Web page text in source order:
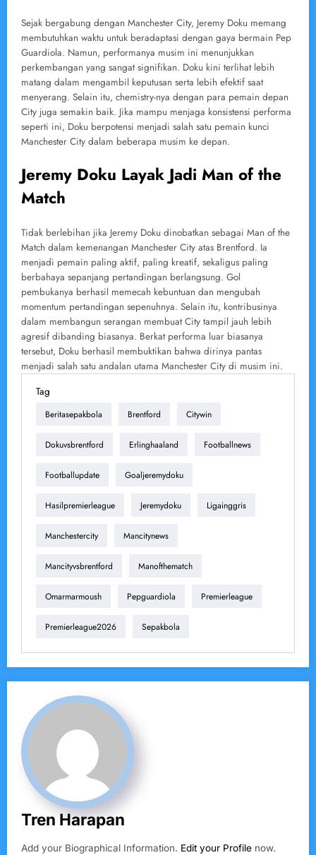
Sejak bergabung dengan Manchester City, Jeremy Doku memang
membutuhkan waktu untuk beradaptasi dengan gaya bermain Pep
Guardiola. Namun, performanya musim ini menunjukkan
perkembangan yang sangat signifikan. Doku kini terlihat lebih
matang dalam mengambil keputusan serta lebih efektif saat
menyerang. Selain itu, chemistry-nya dengan para pemain depan
City juga semakin baik. Jika mampu menjaga konsistensi performa
seperti ini, Doku berpotensi menjadi salah satu pemain kunci
Manchester City dalam beberapa musim ke depan.
Jeremy Doku Layak Jadi Man of the
Match
Tidak berlebihan jika Jeremy Doku dinobatkan sebagai Man of the
Match dalam kemenangan Manchester City atas Brentford. Ia
menjadi pemain paling aktif, paling kreatif, sekaligus paling
berbahaya sepanjang pertandingan berlangsung. Gol
pembukanya berhasil memecah kebuntuan dan mengubah
momentum pertandingan sepenuhnya. Selain itu, kontribusinya
dalam membangun serangan membuat City tampil jauh lebih
agresif dibanding biasanya. Berkat performa luar biasanya
tersebut, Doku berhasil membuktikan bahwa dirinya pantas
menjadi salah satu andalan utama Manchester City di musim ini.
Tag
Beritasepakbola Brentford Citywin
Dokuvsbrentford Erlinghaaland Footballnews
Footballupdate Goaljeremydoku
Hasilpremierleague Jeremydoku Ligainggris
Manchestercity Mancitynews
Mancityvsbrentford Manofthematch
Omarmarmoush Pepguardiola Premierleague
Premierleague2026 Sepakbola
Tren Harapan
Add your Biographical Information. Edit your Profile now.